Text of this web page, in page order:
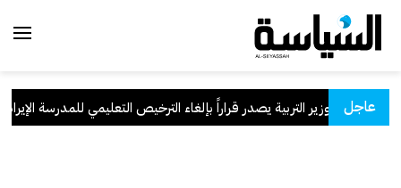
عاجلوزير التربية يصدر قراراً بإلغاء الترخيص التعليمي للمدرسة الإيرانية